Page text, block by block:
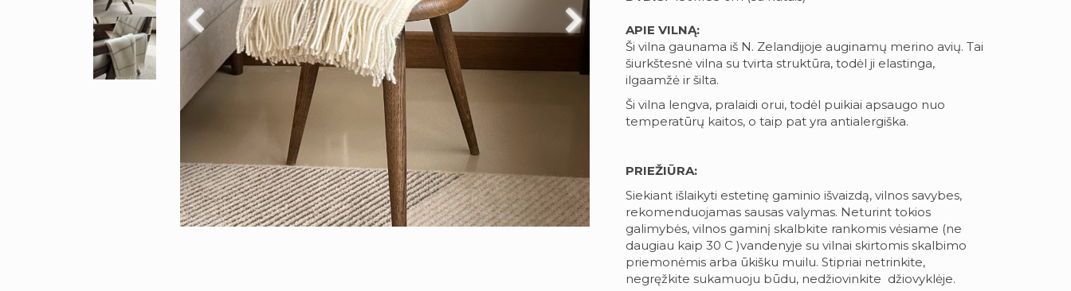
APIE VILNĄ:
Ši vilna gaunama iš N. Zelandijoje auginamų merino avių. Tai
šiurkštesnė vilna su tvirta struktūra, todėl ji elastinga,
ilgaamžė ir šilta.
Ši vilna lengva, pralaidi orui, todėl puikiai apsaugo nuo
temperatūrų kaitos, o taip pat yra antialergiška.
PRIEŽIŪRA:
Siekiant išlaikyti estetinę gaminio išvaizdą, vilnos savybes,
rekomenduojamas sausas valymas. Neturint tokios
galimybės, vilnos gaminį skalbkite rankomis vėsiame (ne
daugiau kaip 30 C )vandenyje su vilnai skirtomis skalbimo
priemonėmis arba ūkišku muilu. Stipriai netrinkite,
negręžkite sukamuoju būdu, nedžiovinkite džiovyklėje.